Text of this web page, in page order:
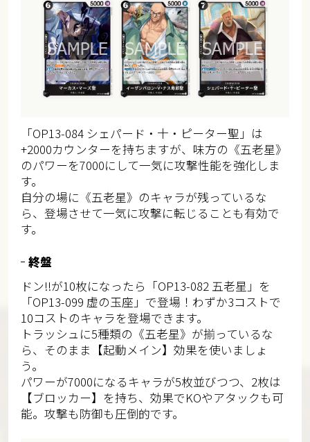
「OP13-084 シェパード・十・ピーター聖」は
+2000カウンターを持ちますが、味方の《五老星》
のパワーを7000にして一気に攻撃性能を強化しま
す。
自分の場に《五老星》のキャラが残っているな
ら、登場させて一気に攻撃に転じることも有効で
す。
終盤
ドン!!が10枚になったら「OP13-082 五老星」を
「OP13-099 虚の玉座」で登場！わずか3コストで
10コストのキャラを登場できます。
トラッシュに5種類の《五老星》が揃っているな
ら、そのまま【起動メイン】効果を使いましょ
う。
パワーが7000になるキャラが5枚並びつつ、2枚は
【ブロッカー】を持ち、効果でKOやアタックも可
能。攻撃も防御も圧倒的です。